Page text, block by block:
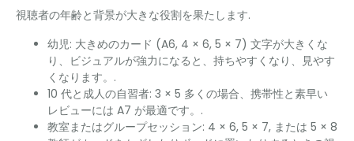
視聴者の年齢と背景が大きな役割を果たします.
幼児: 大きめのカード (A6, 4 × 6, 5 × 7) 文字が大きくな
り、ビジュアルが強力になると、持ちやすくなり、見やす
くなります。.
10 代と成人の自習者: 3 × 5 多くの場合、携帯性と素早い
レビューには A7 が最適です。.
教室またはグループセッション: 4 × 6, 5 × 7, または 5 × 8